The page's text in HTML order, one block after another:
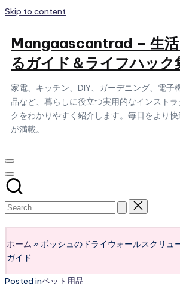
Skip to content
Mangaascantrad – 生活
るガイド＆ライフハック
家電、キッチン、DIY、ガーデニング、電子
品など、暮らしに役立つ実用的なインスト
クをわかりやすく紹介します。毎日をより
が満載。
ホーム » ボッシュのドライウォールスクリュ
ガイド
Posted inペット用品